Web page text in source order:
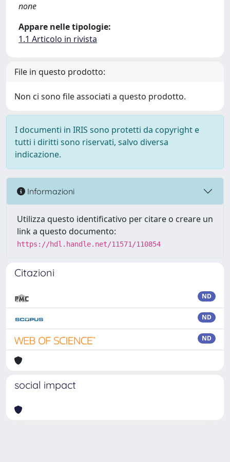
none
Appare nelle tipologie:
1.1 Articolo in rivista
File in questo prodotto:
Non ci sono file associati a questo prodotto.
I documenti in IRIS sono protetti da copyright e
tutti i diritti sono riservati, salvo diversa
indicazione.
Informazioni
Utilizza questo identificativo per citare o creare un
link a questo documento:
https://hdl.handle.net/11571/110854
Citazioni
ND
ND
ND
social impact